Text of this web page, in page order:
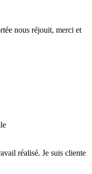
nous réjouit, merci et
réalisé. Je suis cliente